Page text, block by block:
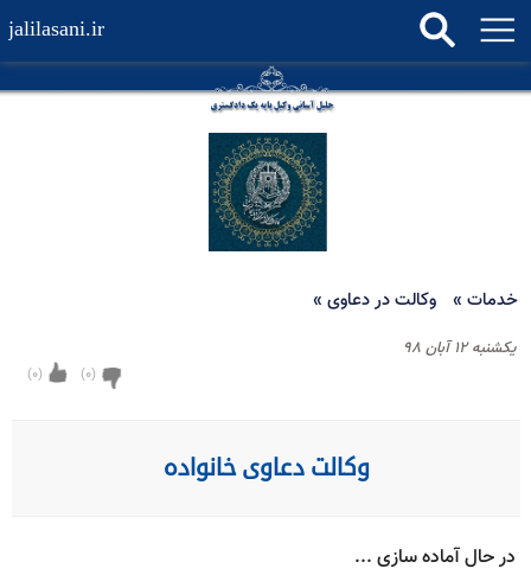
jalilasani.ir
خدمات » وکالت در دعاوی »
يكشنبه ۱۲ آبان ۹۸
(
0
) (
0
)
وکالت دعاوی خانواده
در حال آماده سازی ...